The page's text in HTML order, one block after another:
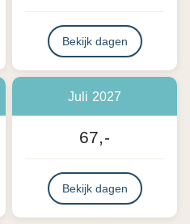
Bekijk dagen
Juli 2027
67,-
Bekijk dagen